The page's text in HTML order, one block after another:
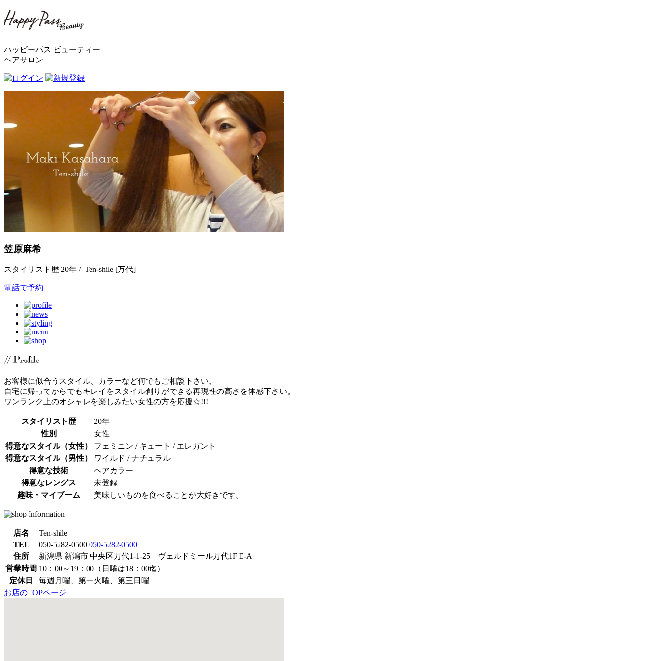
ハッピーパス ビューティー
ヘアサロン
笠原麻希
スタイリスト歴 20年 / Ten-shile [万代]
電話で予約
お客様に似合うスタイル、カラーなど何でもご相談下さい。
自宅に帰ってからでもキレイをスタイル創りができる再現性の高さを体感下さい。
ワンランク上のオシャレを楽しみたい女性の方を応援☆!!!
スタイリスト歴
20年
性別
女性
得意なスタイル（女性）
フェミニン / キュート / エレガント
得意なスタイル（男性）
ワイルド / ナチュラル
得意な技術
ヘアカラー
得意なレングス
未登録
趣味・マイブーム
美味しいものを食べることが大好きです。
店名
Ten-shile
TEL
050-5282-0500 050-5282-0500
住所
新潟県 新潟市 中央区万代1-1-25 ヴェルドミール万代1F E-A
営業時間 10：00～19：00（日曜は18：00迄）
定休日
毎週月曜、第一火曜、第三日曜
お店のTOPページ